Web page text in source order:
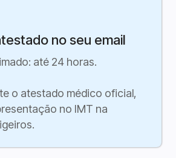
no seu email
até 24 horas.
o atestado médico oficial,
no IMT na